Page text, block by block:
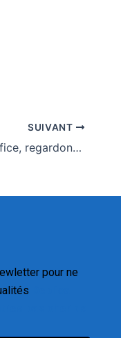
SUIVANT
Constitution togolaise : cessons de vanter l’édifice, regardons qui y habite
pour ne